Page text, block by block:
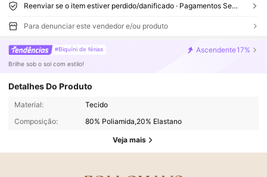
Reenviar se o item estiver perdido/danificado · Pagamentos Seguros · Proteção de privacidade
Para denunciar este vendedor e/ou produto
#Biquíni de férias Ascendente17%
Brilhe sob o sol com estilo!
Detalhes Do Produto
Material:
Tecido
Composição:
80% Poliamida,20% Elastano
Veja mais